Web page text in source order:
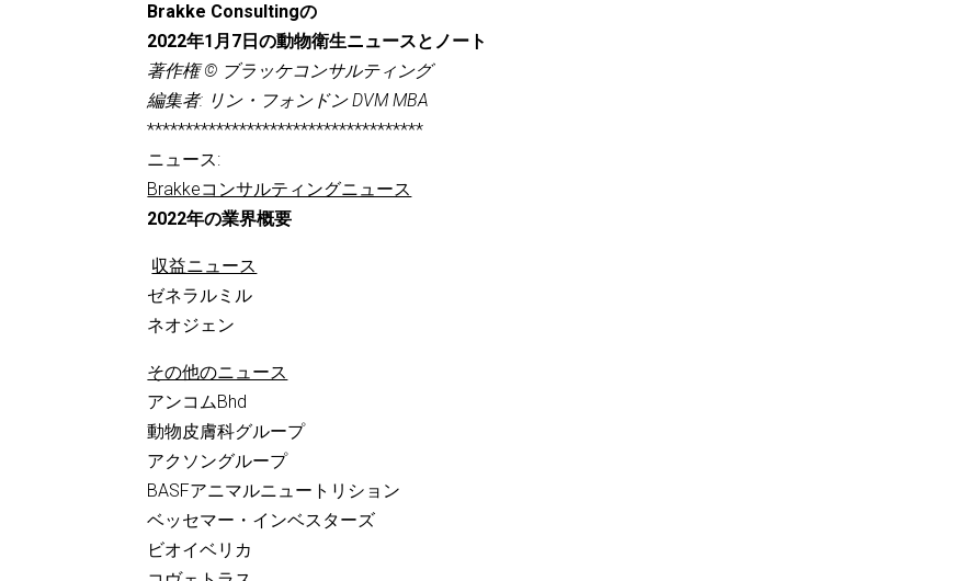
Brakke Consultingの
2022年1月7日の動物衛生ニュースとノート
著作権 © ブラッケコンサルティング
編集者: リン・フォンドン DVM MBA
************************************
ニュース:
Brakkeコンサルティングニュース
2022年の業界概要
収益ニュース
ゼネラルミル
ネオジェン
その他のニュース
アンコムBhd
動物皮膚科グループ
アクソングループ
BASFアニマルニュートリション
ベッセマー・インベスターズ
ビオイベリカ